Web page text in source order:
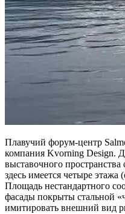
Плавучий форум-центр
компания Kvorning Design.
выставочного
здесь имеется четыре
Площадь нестандартного
фасады покрыты стальной
имитировать внешний вид